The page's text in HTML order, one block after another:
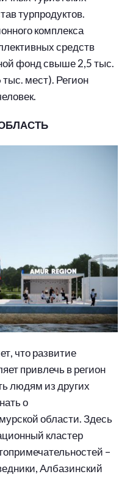
турпродуктов.
комплекса
средств
фонд свыше 2,5 тыс.
мест). Регион
что развитие
привлечь в регион
людям из других
о
области. Здесь
кластер
–
Албазинский